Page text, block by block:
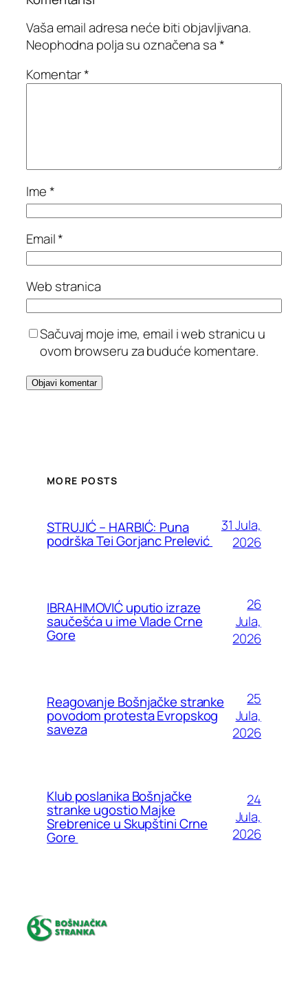
Vaša email adresa neće biti objavljivana.
Neophodna polja su označena sa*
Komentar*
Ime*
Email*
Web stranica
Sačuvaj moje ime, email i web stranicu u
ovom browseru za buduće komentare.
MORE POSTS
STRUJIĆ – HARBIĆ: Puna
podrška Tei Gorjanc Prelević
31 Jula,
2026
IBRAHIMOVIĆ uputio izraze
saučešća u ime Vlade Crne
Gore
26
Jula,
2026
Reagovanje Bošnjačke stranke
povodom protesta Evropskog
saveza
25
Jula,
2026
Klub poslanika Bošnjačke
stranke ugostio Majke
Srebrenice u Skupštini Crne
Gore
24
Jula,
2026